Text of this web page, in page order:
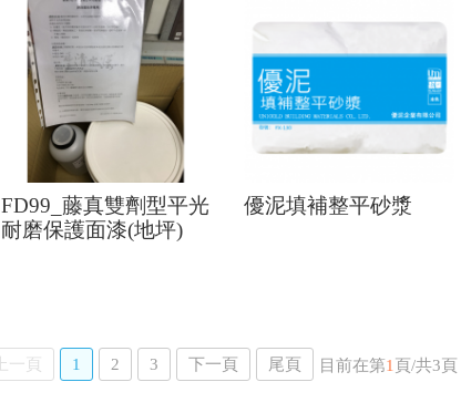
FD99_藤真雙劑型平光
耐磨保護面漆(地坪)
優泥填補整平砂漿
上一頁 1 2 3 下一頁 尾頁 目前在第1 頁/共3頁